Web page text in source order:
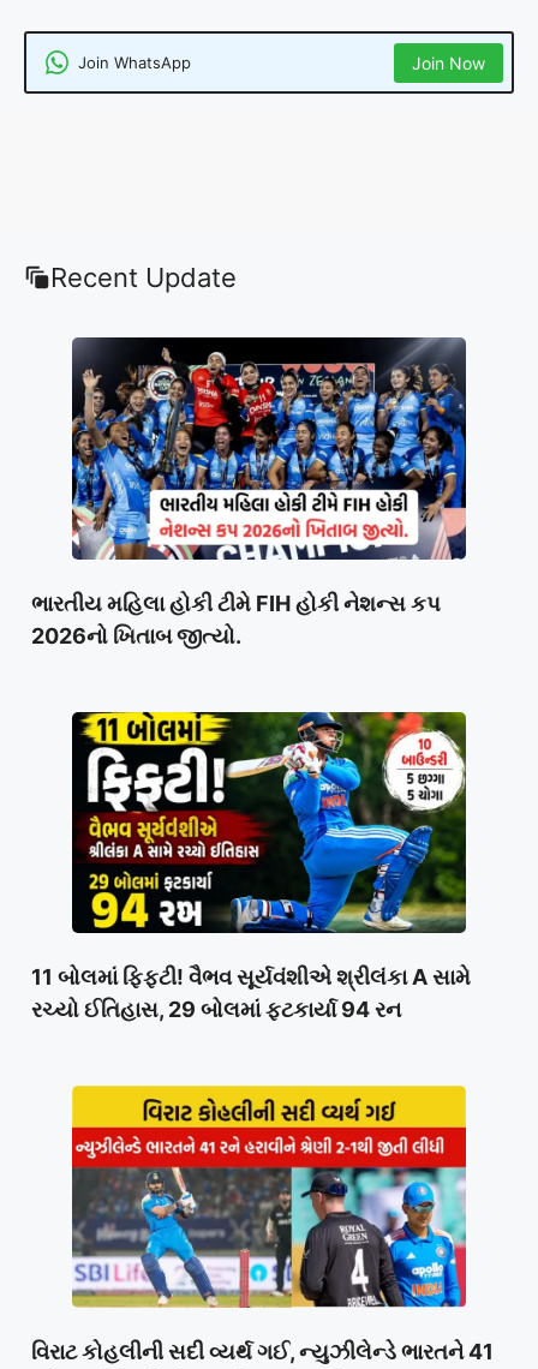
Join WhatsApp Join Now
Recent Update
ભારતીય મહિલા હોકી ટીમે FIH હોકી નેશન્સ કપ
2026નો ખિતાબ જીત્યો.
11 બોલમાં ફિફ્ટી! વૈભવ સૂર્યવંશીએ શ્રીલંકા A સામે
રચ્યો ઈતિહાસ, 29 બોલમાં ફટકાર્યા 94 રન
વિરાટ કોહલીની સદી વ્યર્થ ગઈ, ન્યુઝીલેન્ડે ભારતને 41